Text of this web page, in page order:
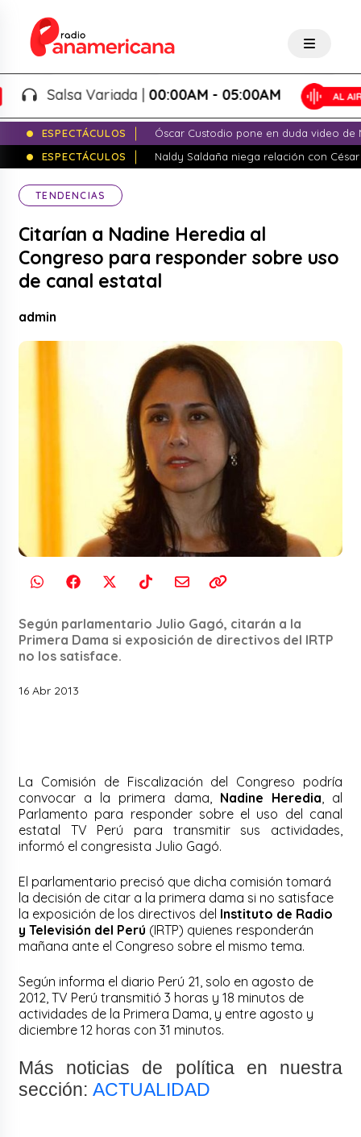
Salsa Variada |00:00AM - 05:00AM
ESPECTÁCULOS
Óscar Custodio pone en duda video de
ESPECTÁCULOS
Naldy Saldaña niega relación con
TENDENCIAS
Citarían a Nadine Heredia al
Congreso para responder sobre uso
de canal estatal
admin
Según parlamentario Julio Gagó, citarán a la
Primera Dama si exposición de directivos del IRTP
no los satisface.
16 Abr 2013
La Comisión de Fiscalización del Congreso podría
convocar a la primera dama, Nadine Heredia, al
Parlamento para responder sobre el uso del canal
estatal TV Perú para transmitir sus actividades,
informó el congresista Julio Gagó.
El parlamentario precisó que dicha comisión tomará
la decisión de citar a la primera dama si no satisface
la exposición de los directivos del Instituto de Radio
y Televisión del Perú (IRTP) quienes responderán
mañana ante el Congreso sobre el mismo tema.
Según informa el diario Perú 21, solo en agosto de
2012, TV Perú transmitió 3 horas y 18 minutos de
actividades de la Primera Dama, y entre agosto y
diciembre 12 horas con 31 minutos.
Más noticias de política en nuestra
sección: ACTUALIDAD